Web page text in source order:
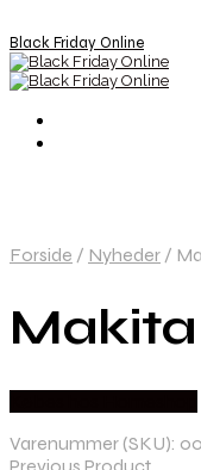
Black Friday Online
Forside / Nyheder /
Makita
Varenummer (SKU):